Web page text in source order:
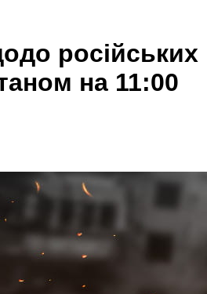
російських
на 11:00